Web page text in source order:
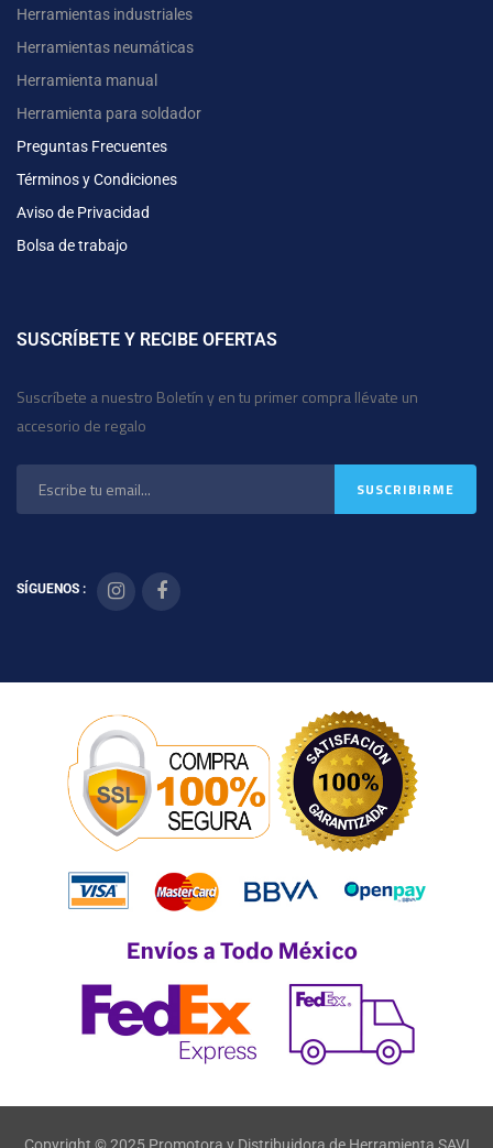
Herramientas industriales
Herramientas neumáticas
Herramienta manual
Herramienta para soldador
Preguntas Frecuentes
Términos y Condiciones
Aviso de Privacidad
Bolsa de trabajo
SUSCRÍBETE Y RECIBE OFERTAS
Suscríbete a nuestro Boletín y en tu primer compra llévate un
accesorio de regalo
SÍGUENOS :